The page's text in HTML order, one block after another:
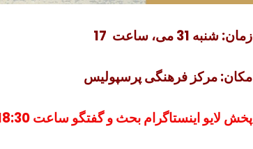
زمان: شنبه 31 می، ساعت 17
مکان: مرکز فرهنگی پرسپولیس
پخش لایو اینستاگرام بحث و گفتگو ساعت 18:30